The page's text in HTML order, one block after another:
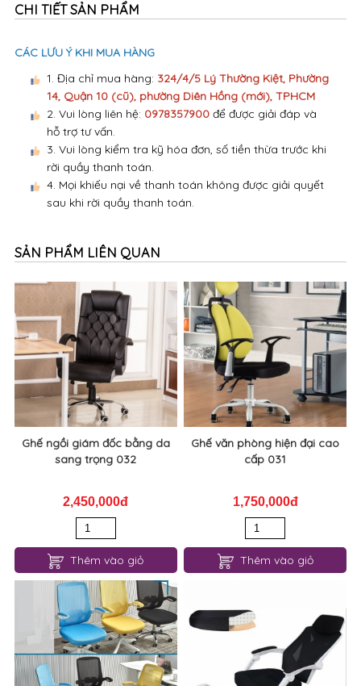
CHI TIẾT SẢN PHẨM
CÁC LƯU Ý KHI MUA HÀNG
1. Địa chỉ mua hàng: 324/4/5 Lý Thường Kiệt, Phường
14, Quận 10 (cũ), phường Diên Hồng (mới), TPHCM
2. Vui lòng liên hệ: 0978357900để được giải đáp và
hỗ trợ tư vấn.
3. Vui lòng kiểm tra kỹ hóa đơn, số tiền thừa trước khi
rời quầy thanh toán.
4. Mọi khiếu nại về thanh toán không được giải quyết
sau khi rời quầy thanh toán.
SẢN PHẨM LIÊN QUAN
Ghế ngồi giám đốc bằng da
sang trọng 032
2,450,000đ
Thêm vào giỏ
Ghế văn phòng hiện đại cao
cấp 031
1,750,000đ
Thêm vào giỏ